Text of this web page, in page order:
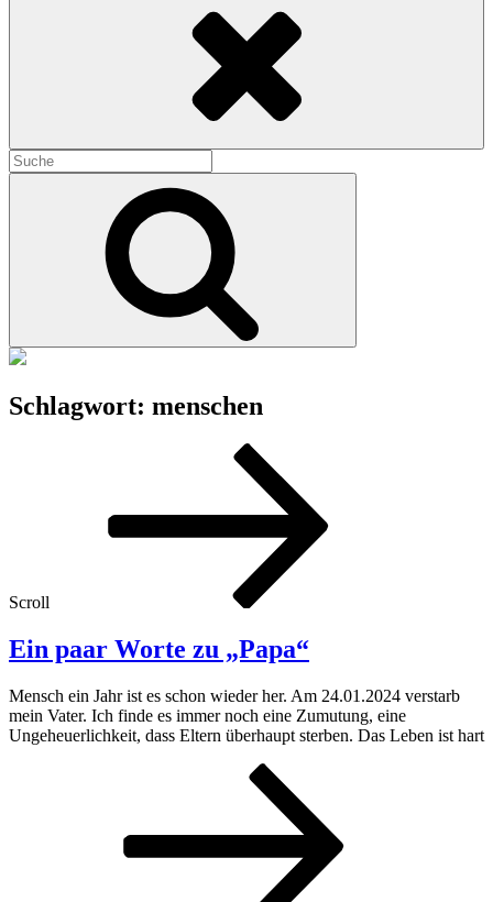
Search
for:
Schlagwort: menschen
Scroll
Ein paar Worte zu „Papa“
Mensch ein Jahr ist es schon wieder her. Am 24.01.2024 verstarb
mein Vater. Ich finde es immer noch eine Zumutung, eine
Ungeheuerlichkeit, dass Eltern überhaupt sterben. Das Leben ist hart